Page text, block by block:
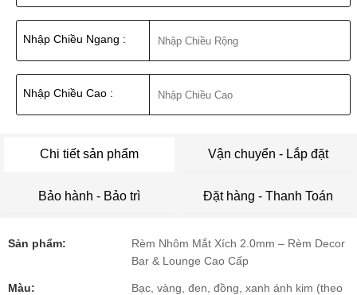
Nhập Chiều Ngang :
Nhập Chiều Cao :
Chi tiết sản phẩm Vận chuyển - Lắp đặt
Bảo hành - Bảo trì Đặt hàng - Thanh Toán
Sản phẩm:
Rèm Nhôm Mắt Xích 2.0mm – Rèm Decor
Bar & Lounge Cao Cấp
Màu:
Bạc, vàng, đen, đồng, xanh ánh kim (theo